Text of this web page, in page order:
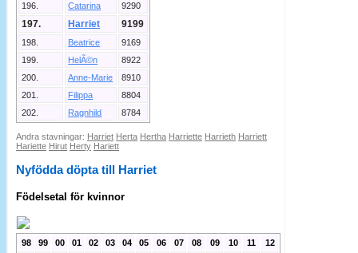
196.
Catarina 9290
197. Harriet 9199
198. Beatrice
9169
199.
HelÃ©n
8922
200.
Anne-Marie
8910
201.
Filippa
8804
202.
Ragnhild 8784
Andra stavningar: Harriet Herta Hertha Harriette Harrieth Harriett
Hariette Hirut Herty Hariett
Nyfödda döpta till Harriet
Födelsetal för kvinnor
98 99 00 01 02 03 04 05 06 07 08 09 10 11
12